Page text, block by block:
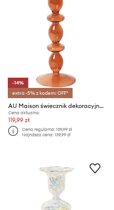
-14%
extra -5% z kodem: OFF*
AU Maison świecznik dekoracyjny
Cena aktualna:
119,99 zł
Cena regularna:139,99 zł
Najniższa cena:139,99 zł